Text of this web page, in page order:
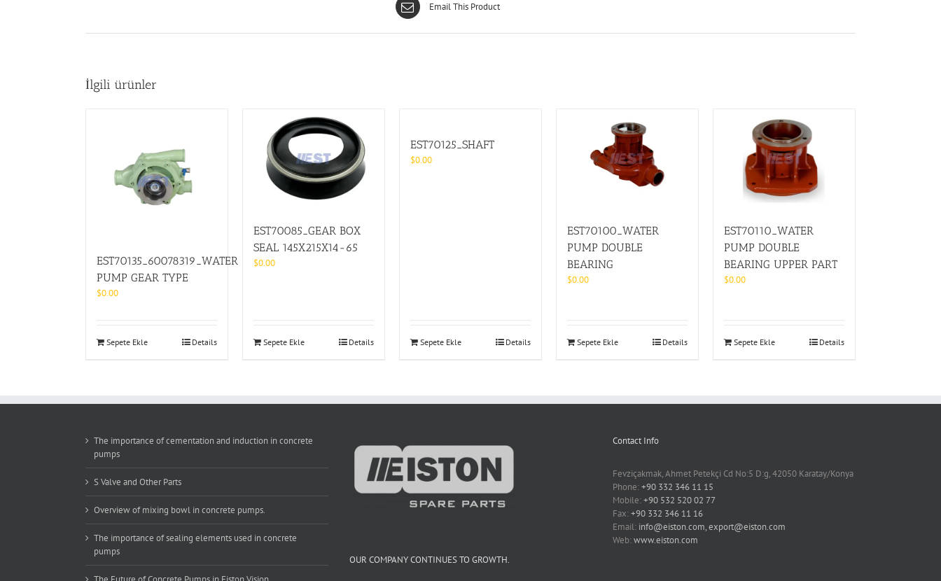
Email This Product
İlgili ürünler
EST70135_60078319_WATER
PUMP GEAR TYPE
$0.00
Sepete Ekle Details
EST70085_GEAR BOX
SEAL 145X215X14-65
$0.00
Sepete Ekle Details
EST70125_SHAFT
$0.00
Sepete Ekle Details
EST70100_WATER
PUMP DOUBLE
BEARING
$0.00
Sepete Ekle Details
EST70110_WATER
PUMP DOUBLE
BEARING UPPER PART
$0.00
Sepete Ekle Details
The importance of cementation and induction in concrete
pumps
S Valve and Other Parts
Overview of mixing bowl in concrete pumps.
The importance of sealing elements used in concrete
pumps
OUR COMPANY CONTINUES TO GROWTH.
Contact Info
Fevziçakmak, Ahmet Petekçi Cd No:5 D:g, 42050 Karatay/Konya
Phone:+90 332 346 11 15
Mobile:+90 532 520 02 77
Fax:+90 332 346 11 16
Email: info@eiston.com, export@eiston.com
Web:www.eiston.com